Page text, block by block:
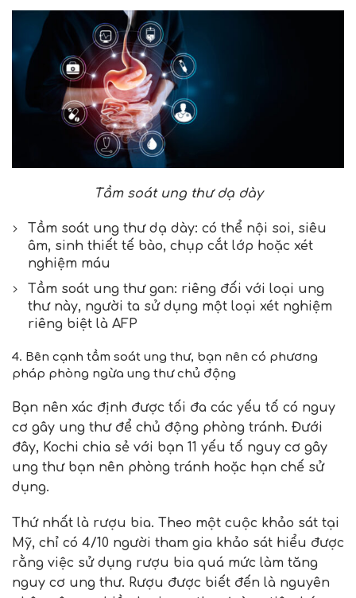
Tầm soát ung thư dạ dày
Tầm soát ung thư dạ dày: có thể nội soi, siêu
âm, sinh thiết tế bào, chụp cắt lớp hoặc xét
nghiệm máu
Tầm soát ung thư gan: riêng đối với loại ung
thư này, người ta sử dụng một loại xét nghiệm
riêng biệt là AFP
4. Bên cạnh tầm soát ung thư, bạn nên có phương
pháp phòng ngừa ung thư chủ động
Bạn nên xác định được tối đa các yếu tố có nguy
cơ gây ung thư để chủ động phòng tránh. Đưới
đây, Kochi chia sẻ với bạn 11 yếu tố nguy cơ gây
ung thư bạn nên phòng tránh hoặc hạn chế sử
dụng.
Thứ nhất là rượu bia. Theo một cuộc khảo sát tại
Mỹ, chỉ có 4/10 người tham gia khảo sát hiểu được
rằng việc sử dụng rượu bia quá mức làm tăng
nguy cơ ung thư. Rượu được biết đến là nguyên